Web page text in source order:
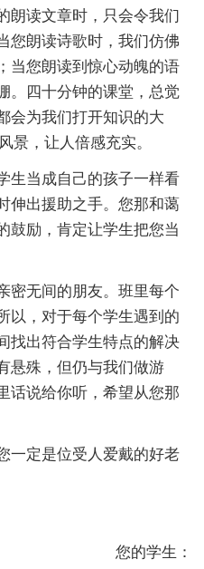
朗读文章时，只会令我们
您朗读诗歌时，我们仿佛
当您朗读到惊心动魄的语
。四十分钟的课堂，总觉
会为我们打开知识的大
景，让人倍感充实。
生当成自己的孩子一样看
伸出援助之手。您那和蔼
鼓励，肯定让学生把您当
密无间的朋友。班里每个
以，对于每个学生遇到的
找出符合学生特点的解决
悬殊，但仍与我们做游
话说给你听，希望从您那
一定是位受人爱戴的好老
您的学生：